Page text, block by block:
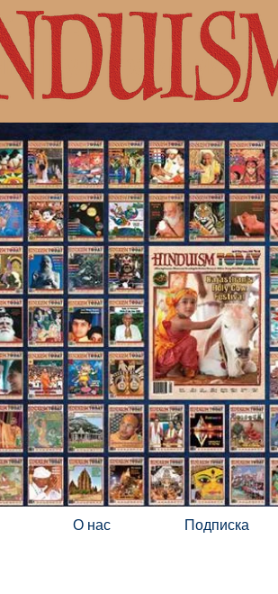
Шивой.
культура индуизма
О нас Подписка